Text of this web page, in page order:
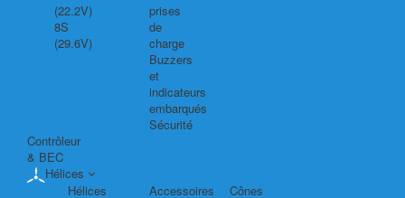
(22.2V)
8S
(29.6V)
prises
de
charge
Buzzers
et
indicateurs
embarqués
Sécurité
Contrôleur
& BEC
Hélices
Hélices
Accessoires
Cônes